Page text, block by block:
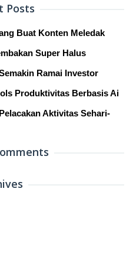
Posts
Buat Konten Meledak
Super Halus
Ramai Investor
Produktivitas Berbasis Ai
Aktivitas Sehari-